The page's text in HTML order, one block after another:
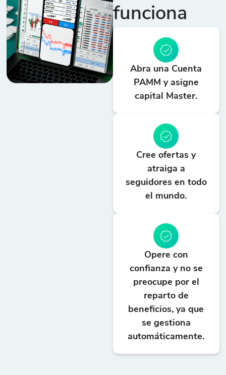
funciona
Abra una Cuenta
PAMM y asigne
capital Master.
Cree ofertas y
atraiga a
seguidores en todo
el mundo.
Opere con
confianza y no se
preocupe por el
reparto de
beneficios, ya que
se gestiona
automáticamente.